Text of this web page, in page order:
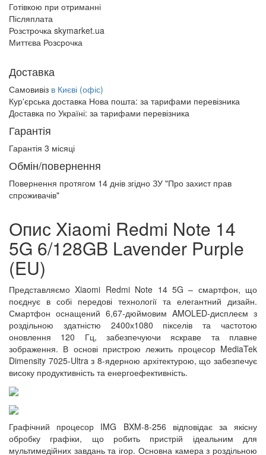
Готівкою при отриманні
Післяплата
Розстрочка skymarket.ua
Миттєва Розсрочка
Доставка
Самовивіз в Києві (офіс)
Кур'єрська доставка Нова пошта: за тарифами перевізника
Доставка по Україні: за тарифами перевізника
Гарантія
Гарантія 3 місяці
Обмін/повернення
Повернення протягом 14 днів згідно ЗУ "Про захист прав
спроживачів"
Опис Xiaomi Redmi Note 14
5G 6/128GB Lavender Purple
(EU)
Представляємо Xiaomi Redmi Note 14 5G – смартфон, що
поєднує в собі передові технології та елегантний дизайн.
Смартфон оснащений 6,67-дюймовим AMOLED-дисплеєм з
роздільною здатністю 2400х1080 пікселів та частотою
оновлення 120 Гц, забезпечуючи яскраве та плавне
зображення. В основі пристрою лежить процесор MediaTek
Dimensity 7025-Ultra з 8-ядерною архітектурою, що забезпечує
високу продуктивність та енергоефективність.
Графічний процесор IMG BXM-8-256 відповідає за якісну
обробку графіки, що робить пристрій ідеальним для
мультимедійних завдань та ігор. Основна камера з роздільною